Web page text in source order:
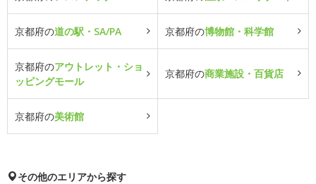
京都府の道の駅・SA/PA 京都府の博物館・科学館
京都府のアウトレット・ショ
ッピングモール
京都府の商業施設・百貨店
京都府の美術館
その他のエリアから探す